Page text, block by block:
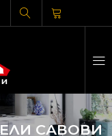
САВОВИ